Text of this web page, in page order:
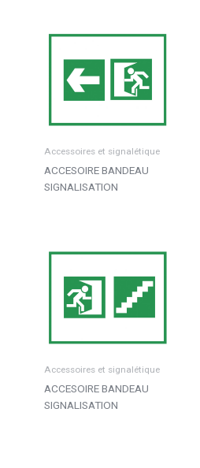
Accessoires et signalétique
ACCESOIRE BANDEAU
SIGNALISATION
Accessoires et signalétique
ACCESOIRE BANDEAU
SIGNALISATION